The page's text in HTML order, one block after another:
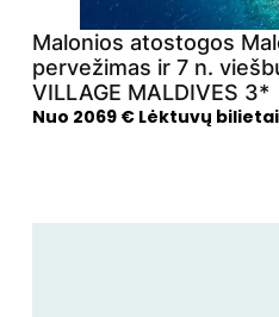
Malonios atostogos
pervežimas ir 7 n.
VILLAGE MALDIVES 3*
Nuo 2069 € Lėktuvų